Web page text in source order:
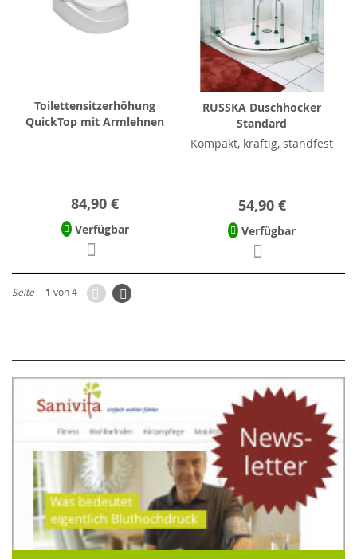
Toilettensitzerhöhung
QuickTop mit Armlehnen
84,90 €
Verfügbar
RUSSKA Duschhocker
Standard
Kompakt, kräftig, standfest
54,90 €
Verfügbar
Seite 1 von 4 ZurückSeite
Weiter